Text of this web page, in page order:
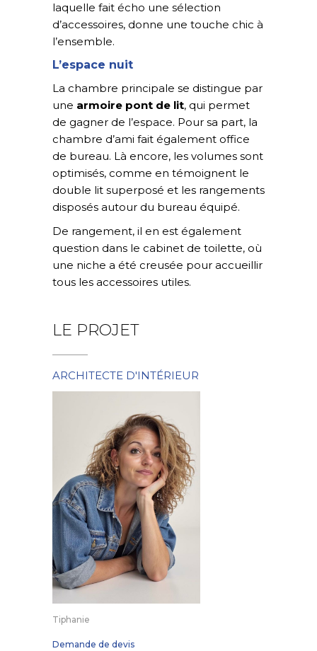
laquelle fait écho une sélection
d’accessoires, donne une touche chic à
l’ensemble.
L’espace nuit
La chambre principale se distingue par
une armoire pont de lit, qui permet
de gagner de l’espace. Pour sa part, la
chambre d’ami fait également office
de bureau. Là encore, les volumes sont
optimisés, comme en témoignent le
double lit superposé et les rangements
disposés autour du bureau équipé.
De rangement, il en est également
question dans le cabinet de toilette, où
une niche a été creusée pour accueillir
tous les accessoires utiles.
LE PROJET
ARCHITECTE D'INTÉRIEUR
Tiphanie
Demande de devis